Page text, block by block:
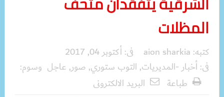
المظلات
كتبه: aion sharkia فى:أكتوبر 04, 2017
فى:أخبار -المديريات, التوب ستوري, صور, عاجل وسوم:
طباعة
البريد الالكترونى